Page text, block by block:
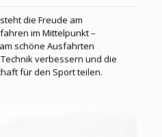
die Freude am
im Mittelpunkt –
schöne Ausfahrten
verbessern und die
für den Sport teilen.